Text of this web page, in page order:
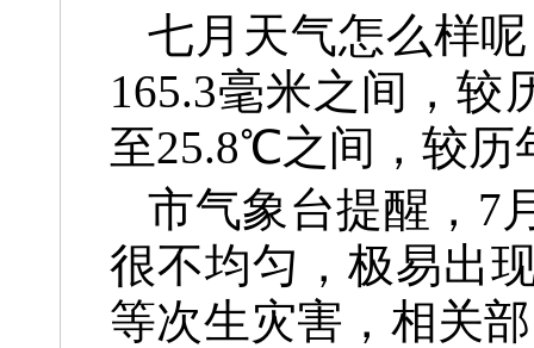
七月天气怎么样
165.3毫米之间，
至25.8℃之间，较
市气象台提醒，7
很不均匀，极易出
等次生灾害，相关